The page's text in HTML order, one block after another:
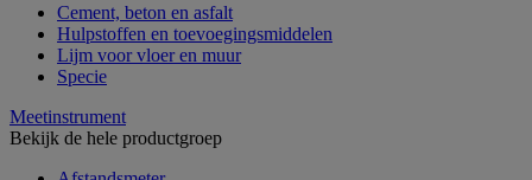
Cement, beton en asfalt
Hulpstoffen en toevoegingsmiddelen
Lijm voor vloer en muur
Specie
Meetinstrument
Bekijk de hele productgroep